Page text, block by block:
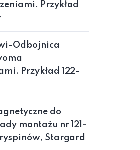
części
Przykład
Odbojnica
Przykład 122-
do
montażu nr 121-
Stargard